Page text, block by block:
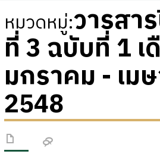
หมวดหมู่:วารสา
ที่ 3 ฉบับที่ 1 เ
มกราคม - เม
2548